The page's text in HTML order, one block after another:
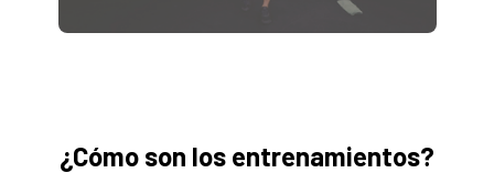
¿Cómo son los entrenamientos?